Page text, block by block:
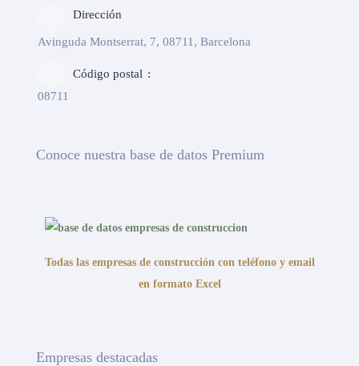
Dirección
Avinguda Montserrat, 7, 08711, Barcelona
Código postal
08711
Conoce nuestra base de datos Premium
Todas las empresas de construcción con teléfono y email
en formato Excel
Empresas destacadas